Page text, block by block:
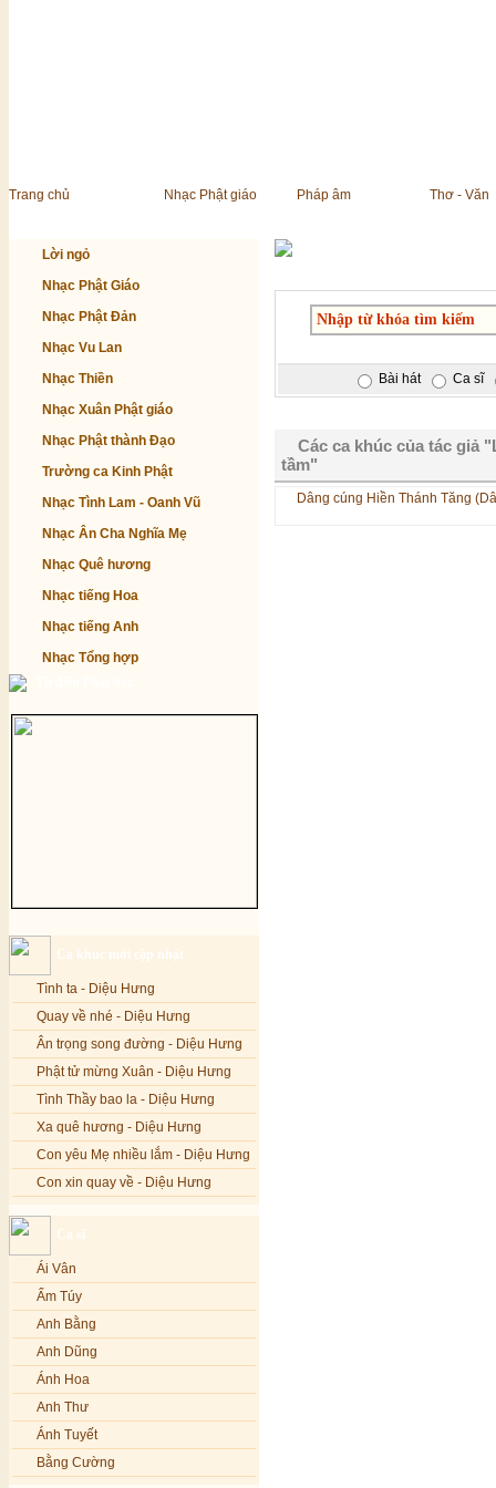
Trang chủ Nhạc Phật giáo Pháp âm Thơ - Văn
Lời ngỏ
Nhạc Phật Giáo
Nhạc Phật Đản
Nhạc Vu Lan
Nhạc Thiền
Nhạc Xuân Phật giáo
Nhạc Phật thành Đạo
Trường ca Kinh Phật
Nhạc Tình Lam - Oanh Vũ
Nhạc Ân Cha Nghĩa Mẹ
Nhạc Quê hương
Nhạc tiếng Hoa
Nhạc tiếng Anh
Nhạc Tổng hợp
Ca khúc mới cập nhật
Tình ta - Diệu Hưng
Quay về nhé - Diệu Hưng
Ân trọng song đường - Diệu Hưng
Phật tử mừng Xuân - Diệu Hưng
Tình Thầy bao la - Diệu Hưng
Xa quê hương - Diệu Hưng
Con yêu Mẹ nhiều lắm - Diệu Hưng
Con xin quay về - Diệu Hưng
Nếu xa Phật - Diệu Hưng
Tình Lam - Kim Khánh & Hoàng
Vĩnh
Xin cho con niềm tin - Kim Linh
Quán Âm Mẹ hiền - Kim Linh
Nhạc niệm Nam Mô A Di Đà Phật -
Kim Linh
Mẹ Từ Bi - Kim Linh
12 Lời nguyện của Bồ tát Quán Thế
Âm - Kim Linh
Ca sĩ
Ái Vân
Ẩm Túy
Anh Bằng
Anh Dũng
Ánh Hoa
Anh Thư
Ánh Tuyết
Bằng Cường
Bài hát Ca sĩ
Các ca khúc của tác giả
tầm"
Dâng cúng Hiền Thánh Tăng